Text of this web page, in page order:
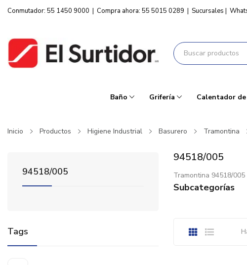
Conmutador: 55 1450 9000 | Compra ahora: 55 5015 0289 | Sucursales |
Baño Grifería Calentador de
Inicio Productos Higiene Industrial Basurero Tramontina
94518/005
Tags
94518/005
Tramontina 94518/005
Subcategorías